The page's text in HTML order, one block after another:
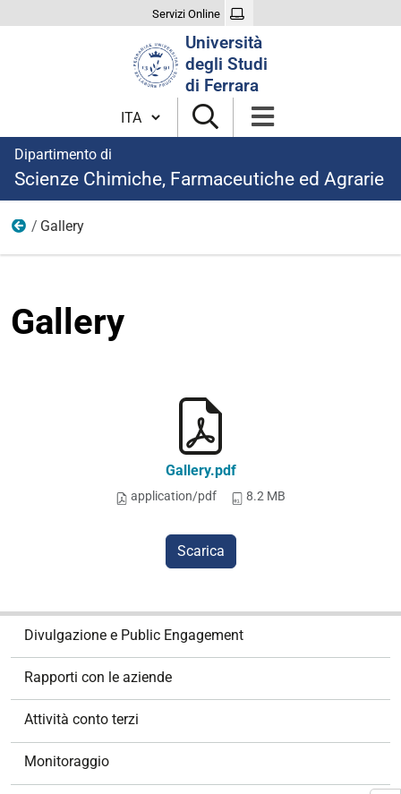
Servizi Online
Università
degli Studi
di Ferrara
Cambia lingua
Dipartimento di
Scienze Chimiche, Farmaceutiche ed Agrarie
2016
Gallery
Gallery
Gallery.pdf
application/pdf 8.2 MB
Scarica
Divulgazione e Public Engagement
Rapporti con le aziende
Attività conto terzi
Monitoraggio